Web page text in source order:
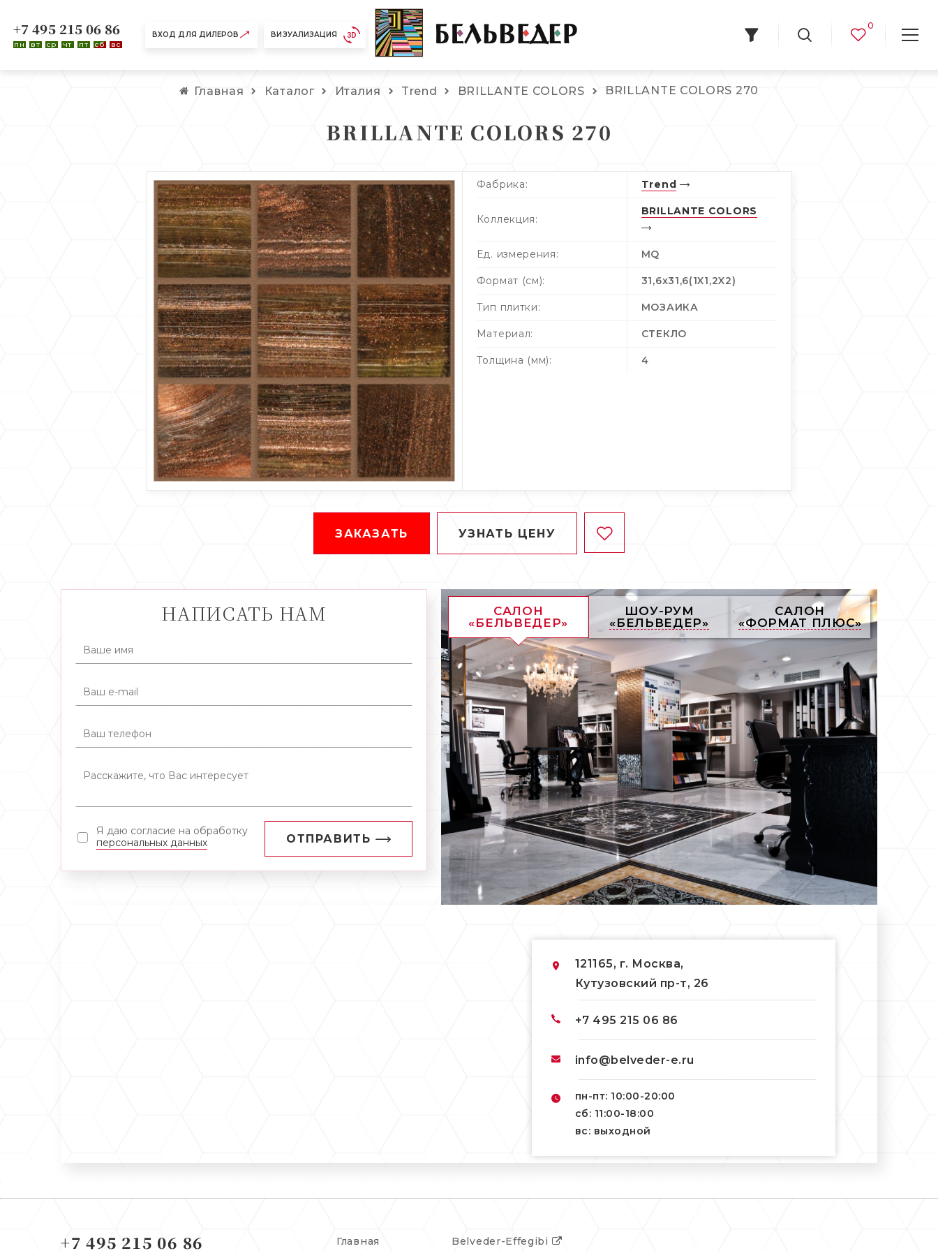
ВХОД ДЛЯ ДИЛЕРОВ ВИЗУАЛИЗАЦИЯ
+7 495 215 06 86
пн вт ср чт пт сб вс
0
Главная Каталог Италия Trend BRILLANTE COLORS BRILLANTE COLORS 270
BRILLANTE COLORS 270
Фабрика: Trend
Коллекция:
BRILLANTE COLORS
Ед. измерения: MQ
Формат (см): 31,6x31,6(1X1,2X2)
Тип плитки: МОЗАИКА
Материал: СТЕКЛО
Толщина (мм): 4
ЗАКАЗАТЬ УЗНАТЬ ЦЕНУ
НАПИСАТЬ НАМ
Я даю согласие на обработку
персональных данных
ОТПРАВИТЬ
САЛОН
«БЕЛЬВЕДЕР»
ШОУ-РУМ
«БЕЛЬВЕДЕР»
САЛОН
«ФОРМАТ ПЛЮС»
121165, г. Москва,
Кутузовский пр-т, 26
+7 495 215 06 86
info@belveder-e.ru
пн-пт: 10:00-20:00
сб: 11:00-18:00
вс: выходной
+7 495 215 06 86 Главная Belveder-Effegibi